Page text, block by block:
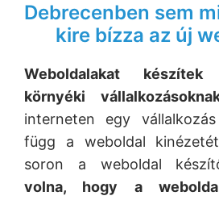
Debrecenben sem
kire bízza az új
Weboldalakat
környéki
interneten egy
függ a weboldal
soron a weboldal
volna, hogy a